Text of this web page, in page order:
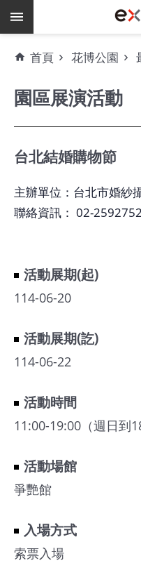
跳到主要內容區塊
門
地
借
空
期
爭
館
會
展
臺
北
回
饋
地
申
首頁 花博公園
園區展演活動
台北結婚購物節
主辦單位：台北市婚紗
聯絡資訊： 02-
活動展期(起)
114-06-20
活動展期(訖)
114-06-22
活動時間
11:00-19:00（週日到
活動場館
爭艷館
入場方式
索票入場